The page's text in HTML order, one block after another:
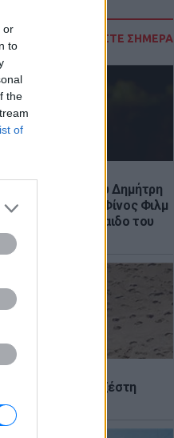
or
to
the
of
ΔΙΑΒΑΣΤΕ ΣΗΜΕΡΑ
τον θάνατο του Δημήτρη
Η ανάρτηση της Φίνος Φιλμ
λεβεντόπαιδο του
θα «χτυπήσει» η ζέστη